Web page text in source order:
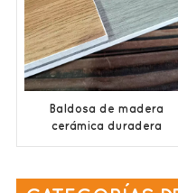
Baldosa de madera
cerámica duradera